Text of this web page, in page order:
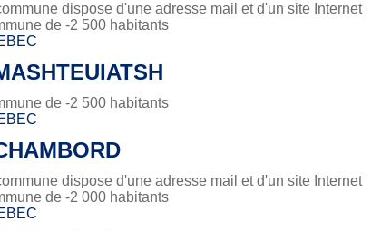
dispose d'une adresse mail et d'un site Internet
de -2 500 habitants
de -2 500 habitants
dispose d'une adresse mail et d'un site Internet
de -2 000 habitants